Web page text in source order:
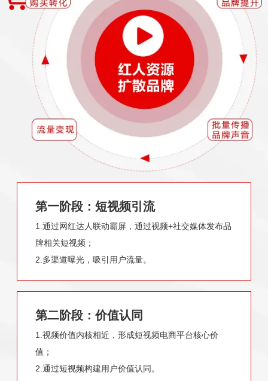
第一阶段：短视频引流
1.通过网红达人联动霸屏，通过视频+社交媒体发布品
牌相关短视频；
2.多渠道曝光，吸引用户流量。
第二阶段：价值认同
1.视频价值内核相近，形成短视频电商平台核心价
值；
2.通过短视频构建用户价值认同。